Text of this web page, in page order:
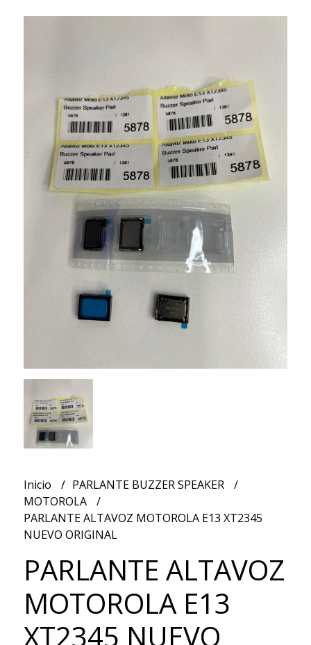
Inicio
PARLANTE BUZZER SPEAKER
MOTOROLA
PARLANTE ALTAVOZ MOTOROLA E13 XT2345
NUEVO ORIGINAL
PARLANTE ALTAVOZ
MOTOROLA E13
XT2345 NUEVO